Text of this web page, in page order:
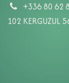
+336 80 62
102 KERGUZUL